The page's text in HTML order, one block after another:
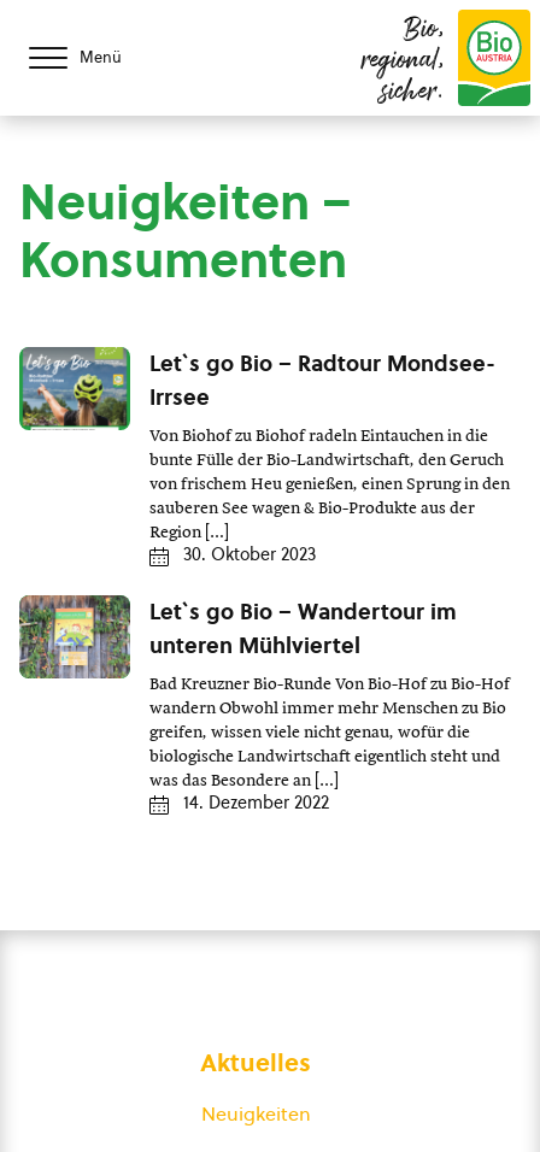
Menü
Bio,
regional,
sicher.
Neuigkeiten –
Konsumenten
Let`s go Bio – Radtour Mondsee-
Irrsee
Von Biohof zu Biohof radeln Eintauchen in die
bunte Fülle der Bio-Landwirtschaft, den Geruch
von frischem Heu genießen, einen Sprung in den
sauberen See wagen & Bio-Produkte aus der
Region […]
30. Oktober 2023
Let`s go Bio – Wandertour im
unteren Mühlviertel
Bad Kreuzner Bio-Runde Von Bio-Hof zu Bio-Hof
wandern Obwohl immer mehr Menschen zu Bio
greifen, wissen viele nicht genau, wofür die
biologische Landwirtschaft eigentlich steht und
was das Besondere an […]
14. Dezember 2022
Aktuelles
Neuigkeiten